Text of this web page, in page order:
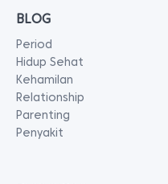
BLOG
Period
Hidup Sehat
Kehamilan
Relationship
Parenting
Penyakit